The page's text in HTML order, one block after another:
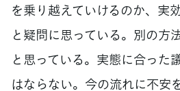
を乗り越えていけるのか、実
と疑問に思っている。別の方
と思っている。実態に合った
はならない。今の流れに不安